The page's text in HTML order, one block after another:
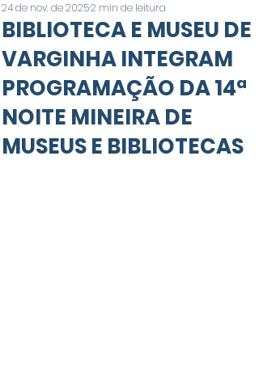
BIBLIOTECA E MUSEU DE
VARGINHA INTEGRAM
PROGRAMAÇÃO DA 14ª
NOITE MINEIRA DE
MUSEUS E BIBLIOTECAS
24 de nov. de 20252 min de leitura